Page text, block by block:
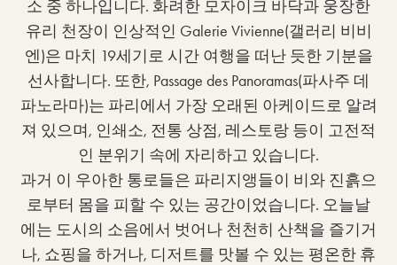
소 중 하나입니다. 화려한 모자이크 바닥과 웅장한
유리 천장이 인상적인 Galerie Vivienne(갤러리 비비
엔)은 마치 19세기로 시간 여행을 떠난 듯한 기분을
선사합니다. 또한, Passage des Panoramas(파사주 데
파노라마)는 파리에서 가장 오래된 아케이드로 알려
져 있으며, 인쇄소, 전통 상점, 레스토랑 등이 고전적
인 분위기 속에 자리하고 있습니다.
과거 이 우아한 통로들은 파리지앵들이 비와 진흙으
로부터 몸을 피할 수 있는 공간이었습니다. 오늘날
에는 도시의 소음에서 벗어나 천천히 산책을 즐기거
나, 쇼핑을 하거나, 디저트를 맛볼 수 있는 평온한 휴